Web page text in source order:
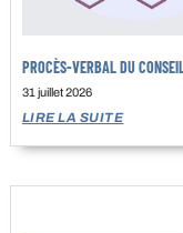
PROCÈS-VERBAL DU
31 juillet 2026
LIRE LA SUITE